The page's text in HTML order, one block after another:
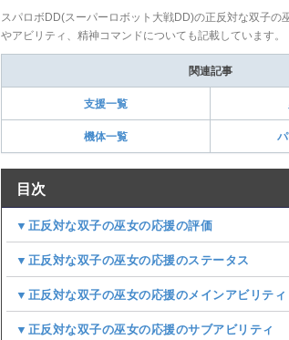
スパロボDD(スーパーロボット大戦DD)の正反対な双子の
やアビリティ、精神コマンドについても記載しています。
関連記事
支援一覧
機体一覧
目次
▼正反対な双子の巫女の応援の評価
▼正反対な双子の巫女の応援のステータス
▼正反対な双子の巫女の応援のメインアビリティ
▼正反対な双子の巫女の応援のサブアビリティ